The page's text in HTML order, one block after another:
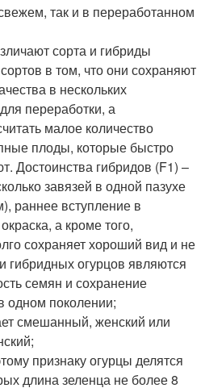
так и в переработанном
сорта и гибриды
в том, что они сохраняют
в нескольких
переработки, а
малое количество
плоды, которые быстро
Достоинства гибридов (F1) –
завязей в одной пазухе
раннее вступление в
а кроме того,
сохраняет хороший вид и не
гибридных огурцов являются
семян и сохранение
одном поколении;
смешанный, женский или
признаку огурцы делятся
длина зеленца не более 8